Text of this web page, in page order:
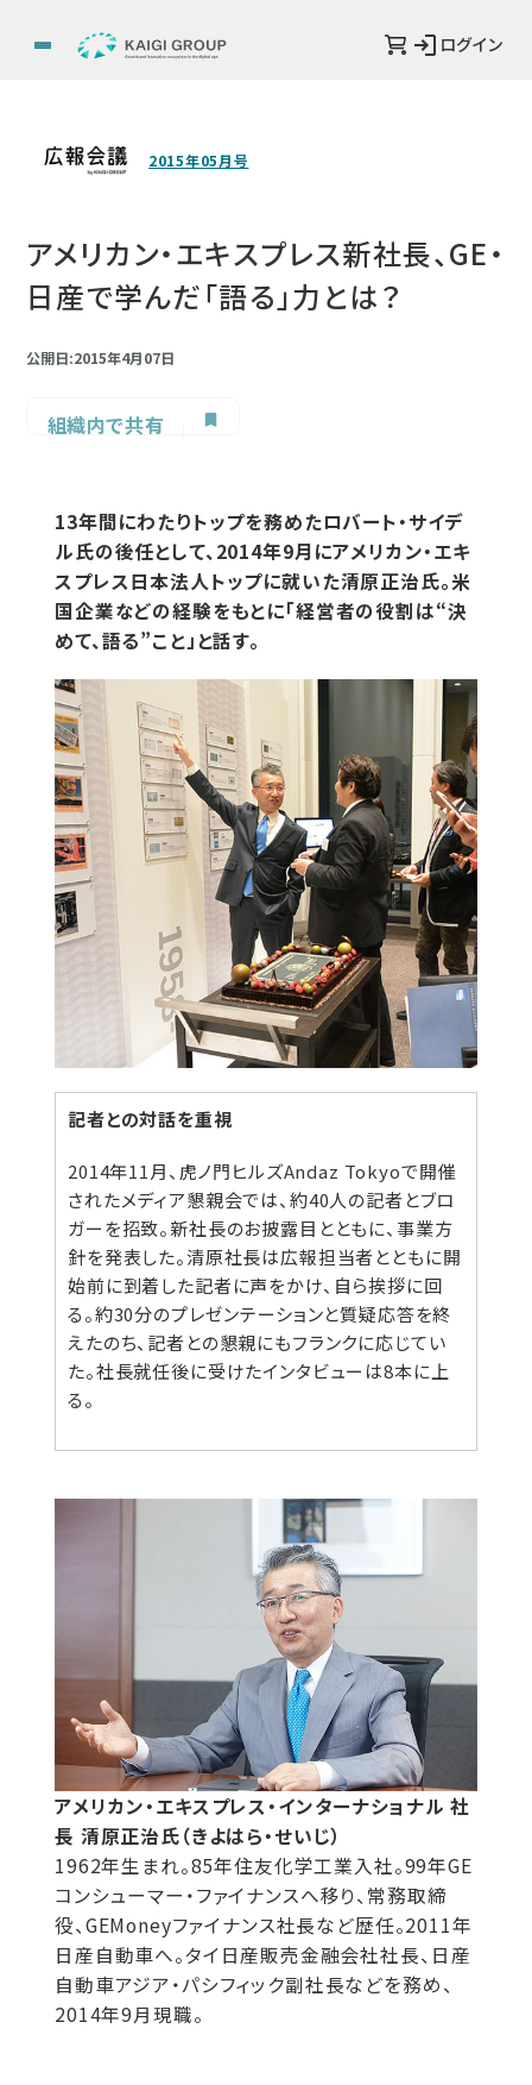
ログイン
2015年05月号
アメリカン・エキスプレス新社長、GE・
日産で学んだ「語る」力とは？
公開日:2015年4月07日
組織内で共有
13年間にわたりトップを務めたロバート・サイデ
ル氏の後任として、2014年9月にアメリカン・エキ
スプレス日本法人トップに就いた清原正治氏。米
国企業などの経験をもとに「経営者の役割は“決
めて、語る”こと」と話す。
記者との対話を重視
2014年11月、虎ノ門ヒルズAndaz Tokyoで開催
されたメディア懇親会では、約40人の記者とブロ
ガーを招致。新社長のお披露目とともに、事業方
針を発表した。清原社長は広報担当者とともに開
始前に到着した記者に声をかけ、自ら挨拶に回
る。約30分のプレゼンテーションと質疑応答を終
えたのち、記者との懇親にもフランクに応じてい
た。社長就任後に受けたインタビューは8本に上
る。
アメリカン・エキスプレス・インターナショナル 社
長 清原正治氏（きよはら・せいじ）
1962年生まれ。85年住友化学工業入社。99年GE
コンシューマー・ファイナンスへ移り、常務取締
役、GEMoneyファイナンス社長など歴任。2011年
日産自動車へ。タイ日産販売金融会社社長、日産
自動車アジア・パシフィック副社長などを務め、
2014年9月現職。